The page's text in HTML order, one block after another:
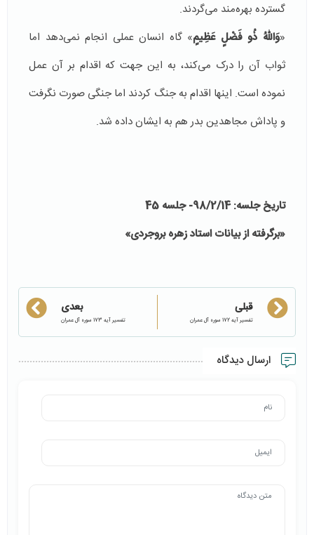
گسترده بهره‌مند می‌گردند.
«وَاللّهُ ذُو فَضْلٍ عَظِيمٍ» گاه انسان عملی انجام نمی‌دهد اما
ثواب آن را درک می‌کند، به این جهت که اقدام بر آن عمل
نموده است. اینها اقدام به جنگ کردند اما جنگی صورت نگرفت
و پاداش مجاهدین بدر هم به ایشان داده شد.
تاریخ جلسه: 98/2/14- جلسه 45
«برگرفته از بیانات استاد زهره بروجردی»
قبلی
تفسیر آیه 172 سوره آل عمران
بعدی
تفسیر آیه 173 سوره آل عمران
ارسال دیدگاه